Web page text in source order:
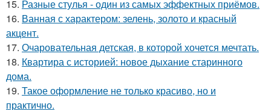
15. Разные стулья - один из самых эффектных приёмов.
16. Ванная с характером: зелень, золото и красный
акцент.
17. Очаровательная детская, в которой хочется мечтать.
18. Квартира с историей: новое дыхание старинного
дома.
19. Такое оформление не только красиво, но и
практично.